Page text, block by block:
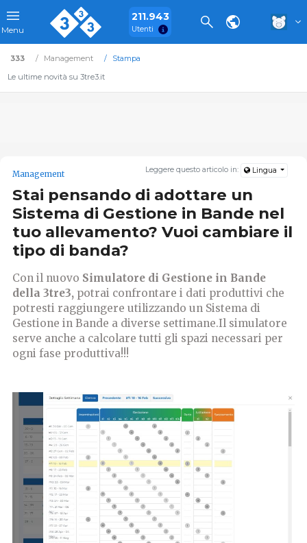
Menu
211.943
Utenti
333 Management
Stampa
Le ultime novità su 3tre3.it
Leggere questo articolo in: Lingua
Management
Stai pensando di adottare un
Sistema di Gestione in Bande nel
tuo allevamento? Vuoi cambiare il
tipo di banda?
Con il nuovo Simulatore di Gestione in Bande
della 3tre3, potrai confrontare i dati produttivi che
potresti raggiungere utilizzando un Sistema di
Gestione in Bande a diverse settimane.Il simulatore
serve anche a calcolare tutti gli spazi necessari per
ogni fase produttiva!!!